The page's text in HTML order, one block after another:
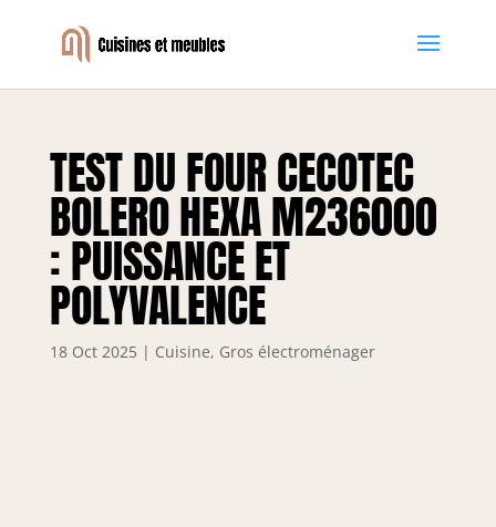
TEST DU FOUR CECOTEC
BOLERO HEXA M236000
: PUISSANCE ET
POLYVALENCE
18 Oct 2025 | Cuisine, Gros électroménager